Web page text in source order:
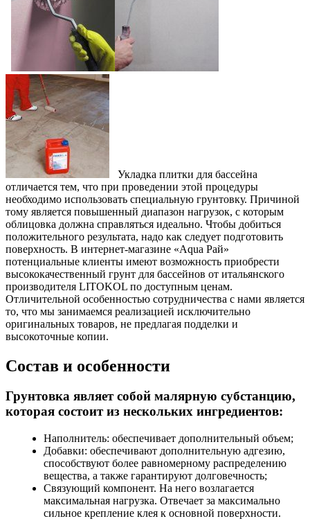
Укладка плитки для бассейна
отличается тем, что при проведении этой процедуры
необходимо использовать специальную грунтовку. Причиной
тому является повышенный диапазон нагрузок, с которым
облицовка должна справляться идеально. Чтобы добиться
положительного результата, надо как следует подготовить
поверхность. В интернет-магазине «Aqua Рай»
потенциальные клиенты имеют возможность приобрести
высококачественный грунт для бассейнов от итальянского
производителя LITOKOL по доступным ценам.
Отличительной особенностью сотрудничества с нами является
то, что мы занимаемся реализацией исключительно
оригинальных товаров, не предлагая подделки и
высокоточные копии.
Состав и особенности
Грунтовка являет собой малярную субстанцию,
которая состоит из нескольких ингредиентов:
Наполнитель: обеспечивает дополнительный объем;
Добавки: обеспечивают дополнительную адгезию,
способствуют более равномерному распределению
вещества, а также гарантируют долговечность;
Связующий компонент. На него возлагается
максимальная нагрузка. Отвечает за максимально
сильное крепление клея к основной поверхности.